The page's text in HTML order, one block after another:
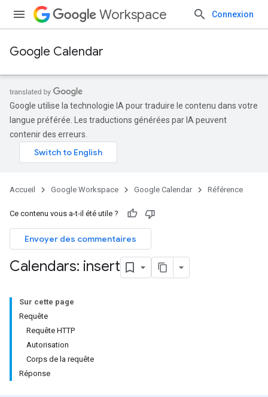
Workspace Connexion
Google Calendar
Google utilise la technologie IA pour traduire le contenu dans votre
langue préférée. Les traductions générées par IA peuvent
contenir des erreurs.
Accueil Google Workspace Google Calendar Référence
Ce contenu vous a-t-il été utile ?
Envoyer des commentaires
Calendars: insert
Sur cette page
Requête
Requête HTTP
Autorisation
Corps de la requête
Réponse